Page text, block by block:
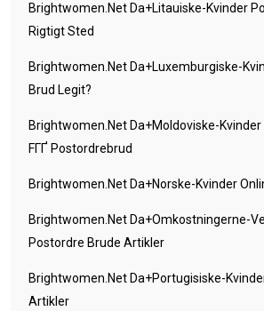
Brightwomen.net Da+litauiske-Kvinder
Rigtigt Sted
Brightwomen.net Da+luxemburgiske-
Brud Legit?
Brightwomen.net Da+moldoviske-
FГҐ Postordrebrud
Brightwomen.net Da+norske-Kvinder
Brightwomen.net Da+omkostningerne-
Postordre Brude Artikler
Brightwomen.net Da+portugisiske-
Artikler